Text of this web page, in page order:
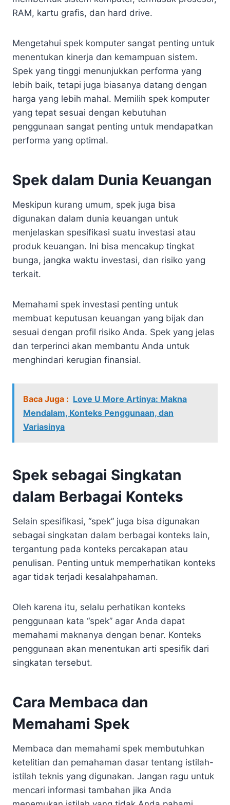
RAM, kartu grafis, dan hard drive.
Mengetahui spek komputer sangat penting untuk
menentukan kinerja dan kemampuan sistem.
Spek yang tinggi menunjukkan performa yang
lebih baik, tetapi juga biasanya datang dengan
harga yang lebih mahal. Memilih spek komputer
yang tepat sesuai dengan kebutuhan
penggunaan sangat penting untuk mendapatkan
performa yang optimal.
Spek dalam Dunia Keuangan
Meskipun kurang umum, spek juga bisa
digunakan dalam dunia keuangan untuk
menjelaskan spesifikasi suatu investasi atau
produk keuangan. Ini bisa mencakup tingkat
bunga, jangka waktu investasi, dan risiko yang
terkait.
Memahami spek investasi penting untuk
membuat keputusan keuangan yang bijak dan
sesuai dengan profil risiko Anda. Spek yang jelas
dan terperinci akan membantu Anda untuk
menghindari kerugian finansial.
Baca Juga : Love U More Artinya: Makna
Mendalam, Konteks Penggunaan, dan
Variasinya
Spek sebagai Singkatan
dalam Berbagai Konteks
Selain spesifikasi, “spek” juga bisa digunakan
sebagai singkatan dalam berbagai konteks lain,
tergantung pada konteks percakapan atau
penulisan. Penting untuk memperhatikan konteks
agar tidak terjadi kesalahpahaman.
Oleh karena itu, selalu perhatikan konteks
penggunaan kata “spek” agar Anda dapat
memahami maknanya dengan benar. Konteks
penggunaan akan menentukan arti spesifik dari
singkatan tersebut.
Cara Membaca dan
Memahami Spek
Membaca dan memahami spek membutuhkan
ketelitian dan pemahaman dasar tentang istilah-
istilah teknis yang digunakan. Jangan ragu untuk
mencari informasi tambahan jika Anda